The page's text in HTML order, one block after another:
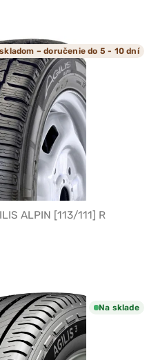
– doručenie do 5 - 10 dní
ALPIN [113/111] R
Na sklade